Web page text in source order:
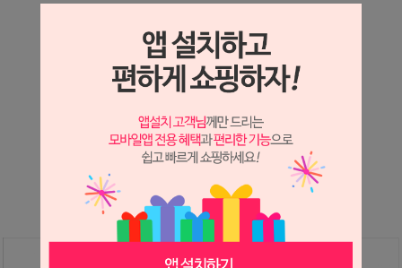
상세정보 새창 열기
상세 정보를 확대해 보실 수 있습니다.
※ 필독해주세요 ※
는 시세 변동에 따라 가격이 달라질 수 있으니
문의 후 주문 바랍니다.